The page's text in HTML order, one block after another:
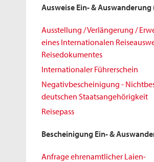
Ausweise Ein- & Auswanderung
Ausstellung / Verlängerung /
eines Internationalen
Reisedokumentes
Internationaler Führerschein
Negativbescheinigung -
deutschen Staatsangehörigkeit
Reisepass
Bescheinigung Ein- &
Anfrage ehrenamtlicher Laien-